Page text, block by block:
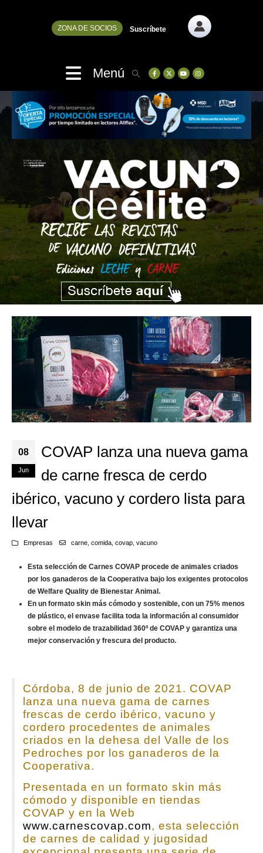
ZONA DE SOCIOS Suscríbete
Menú
08
Jun
COVAP lanza una nueva gama
de carne fresca de cerdo
ibérico, vacuno y cordero lista para
llevar
Empresas carne, comida, covap, vacuno
Esta selección de Carnes COVAP procede de animales criados
por los ganaderos de la Cooperativa bajo los exigentes protocolos
de Welfare Quality de Bienestar Animal.
En un formato skin más cómodo y sostenible, con un 75% menos
de plástico, el envase facilita toda la información al consumidor
sobre el modelo de trazabilidad 360º de COVAP y garantiza una
mejor conservación y frescura del producto.
Córdoba, 8 de junio de 2021. COVAP
lanza una nueva gama de carnes
frescas de cerdo ibérico, vacuno y
cordero procedentes de animales
criados en la dehesa del Valle de los
Pedroches por los ganaderos de la
Cooperativa.
Presentada en un formato skin más
cómodo y disponible en tiendas
COVAP y en la Web
www.carnescovap.com, esta selección
de carnes de calidad y jugosidad